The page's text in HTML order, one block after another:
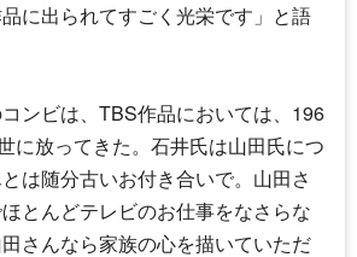
に出られてすごく光栄です」と語
ンビは、TBS作品においては、196
に放ってきた。石井氏は山田氏につ
は随分古いお付き合いで。山田さ
とんどテレビのお仕事をなさらな
さんなら家族の心を描いていただ